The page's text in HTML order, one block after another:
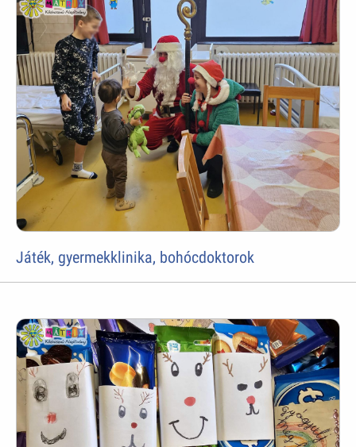
Játék, gyermekklinika, bohócdoktorok